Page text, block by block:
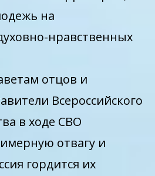
на
нравственных
отцов и
Всероссийского
в ходе СВО
отвагу и
гордится их